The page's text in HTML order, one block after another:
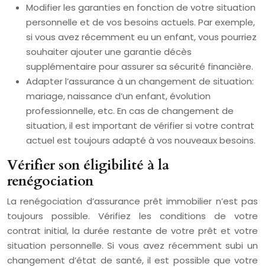
Modifier les garanties en fonction de votre situation
personnelle et de vos besoins actuels. Par exemple,
si vous avez récemment eu un enfant, vous pourriez
souhaiter ajouter une garantie décès
supplémentaire pour assurer sa sécurité financière.
Adapter l’assurance à un changement de situation:
mariage, naissance d’un enfant, évolution
professionnelle, etc. En cas de changement de
situation, il est important de vérifier si votre contrat
actuel est toujours adapté à vos nouveaux besoins.
Vérifier son éligibilité à la
renégociation
La renégociation d’assurance prêt immobilier n’est pas
toujours possible. Vérifiez les conditions de votre
contrat initial, la durée restante de votre prêt et votre
situation personnelle. Si vous avez récemment subi un
changement d’état de santé, il est possible que votre